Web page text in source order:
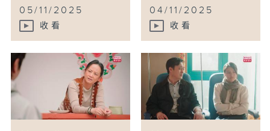
05/11/2025
收看
04/11/2025
收看